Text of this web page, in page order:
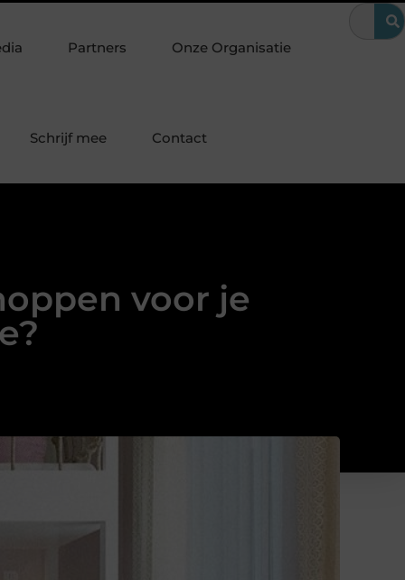
Hoe Google Ads bij makelaars huizenzoekers bereikt
Partners Onze Organisatie
Schrijf mee Contact
voor je